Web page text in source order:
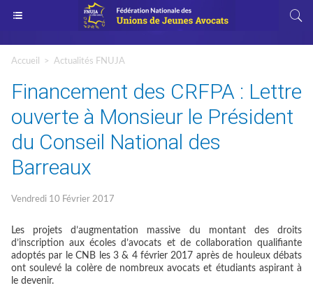
Accueil > Actualités FNUJA
Financement des CRFPA : Lettre
ouverte à Monsieur le Président
du Conseil National des
Barreaux
Vendredi 10 Février 2017
Les projets d’augmentation massive du montant des droits
d’inscription aux écoles d’avocats et de collaboration qualifiante
adoptés par le CNB les 3 & 4 février 2017 après de houleux débats
ont soulevé la colère de nombreux avocats et étudiants aspirant à
le devenir.